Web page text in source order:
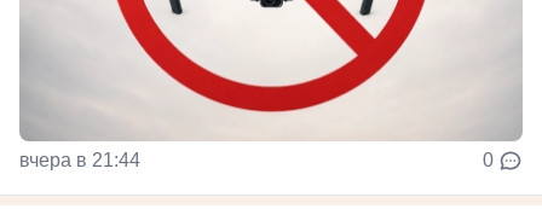
вчера в 21:44 0